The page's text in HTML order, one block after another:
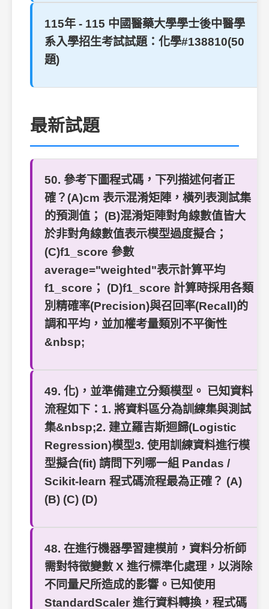
115年 - 115 中國醫藥大學學士後中醫學
系入學招生考試試題：化學#138810(50
題)
最新試題
50. 參考下圖程式碼，下列描述何者正
確？(A)cm 表示混淆矩陣，橫列表測試集
的預測值； (B)混淆矩陣對角線數值皆大
於非對角線數值表示模型過度擬合；
(C)f1_score 參數
average="weighted"表示計算平均
f1_score； (D)f1_score 計算時採用各類
別精確率(Precision)與召回率(Recall)的
調和平均，並加權考量類別不平衡性
&nbsp;
49. 化)，並準備建立分類模型。 已知資料
流程如下：1. 將資料區分為訓練集與測試
集&nbsp;2. 建立羅吉斯迴歸(Logistic
Regression)模型3. 使用訓練資料進行模
型擬合(fit) 請問下列哪一組 Pandas /
Scikit-learn 程式碼流程最為正確？ (A)
(B) (C) (D)
48. 在進行機器學習建模前，資料分析師
需對特徵變數 X 進行標準化處理，以消除
不同量尺所造成的影響。已知使用
StandardScaler 進行資料轉換，程式碼